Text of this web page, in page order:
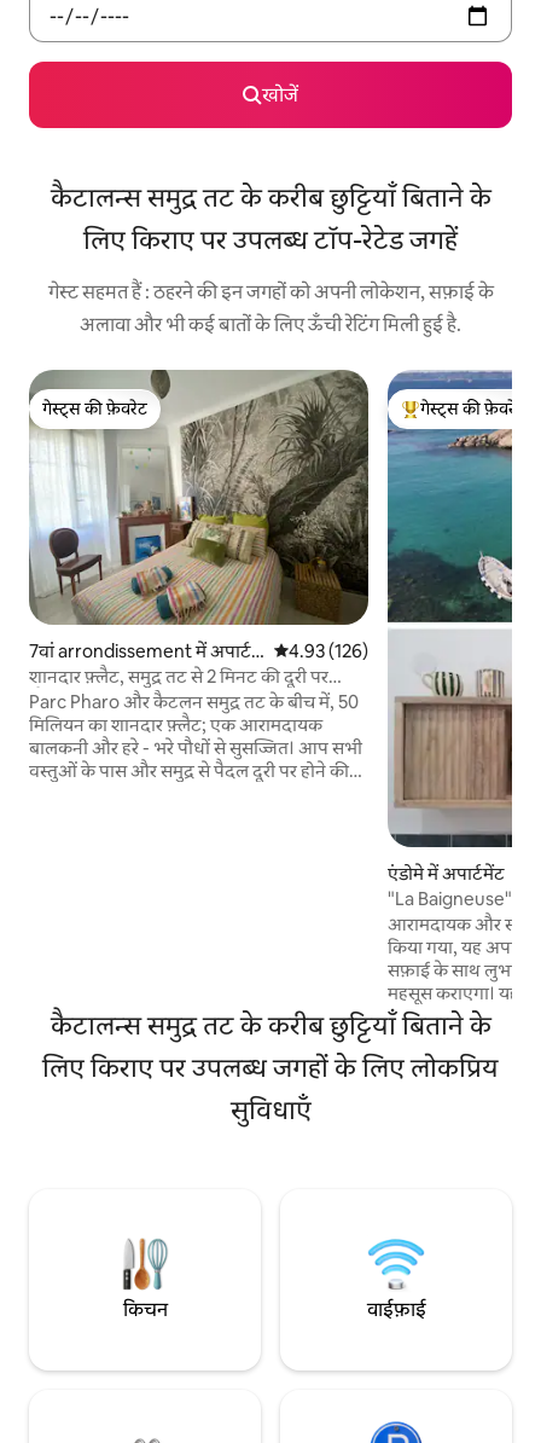
खोजें
कैटालन्स समुद्र तट के करीब छुट्टियाँ बिताने के
लिए किराए पर उपलब्ध टॉप-रेटेड जगहें
गेस्ट सहमत हैं : ठहरने की इन जगहों को अपनी लोकेशन, सफ़ाई के
अलावा और भी कई बातों के लिए ऊँची रेटिंग मिली हुई है.
गेस्ट्स की फ़ेवरेट
गेस्ट्स की फ़ेवरेट
7वां arrondissement में अपार्ट
मेंट
औसत रेटिंग 5 में से 4.93, 126 समीक्षाएँ
4.93 (126)
शानदार फ़्लैट, समुद्र तट से 2 मिनट की दूरी पर
(कैटलन, फ़ारो)
Parc Pharo और कैटलन समुद्र तट के बीच में, 50
मिलियन का शानदार फ़्लैट; एक आरामदायक
बालकनी और हरे - भरे पौधों से सुसज्जित। आप सभी
वस्तुओं के पास और समुद्र से पैदल दूरी पर होने की
गेस्ट्स का टॉप फ़ेवरेट
गेस्ट्स की फ़ेवरेट
एंडोमे में अपार्टमेंट
"La Baigneuse"
आरामदायक और
किया गया, यह
सफ़ाई के साथ
महसूस कराएगा। यह
इसमें बेडरूम, लिविंग
क्वॉलिटी बेडिंग है।
Kennedy
स्थित, Baigneuse
कैटालन्स समुद्र तट के करीब छुट्टियाँ बिताने के
लिए किराए पर उपलब्ध जगहों के लिए लोकप्रिय
सुविधाएँ
किचन वाईफ़ाई